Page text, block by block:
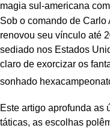
magia sul-americana
Sob o comando de
renovou seu vínculo até
sediado nos Estados
claro de exorcizar os
sonhado
Este artigo aprofunda as
táticas, as escolhas